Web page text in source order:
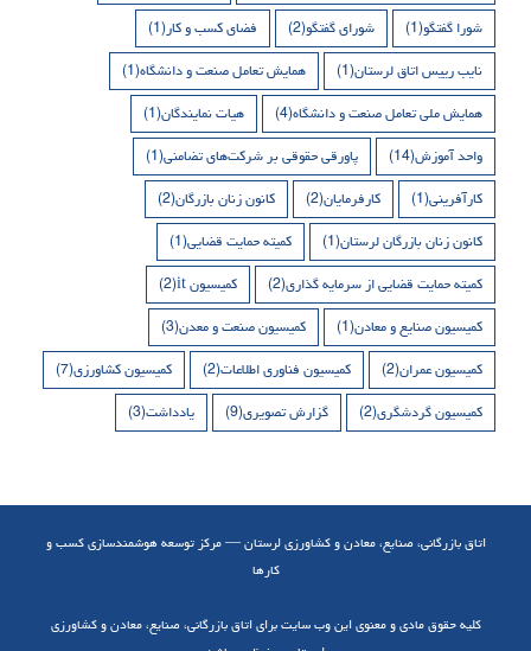
شورا گفتگو(1) شورای گفتگو(2) فضای کسب و کار(1)
نایب رییس اتاق لرستان(1) همایش تعامل صنعت و دانشگاه(1)
همایش ملی تعامل صنعت و دانشگاه(4) هیات نمایندگان(1)
واحد آموزش(14) پاورقی حقوقی بر شرکت‌های تضامنی(1)
کارآفرینی(1) کارفرمایان(2) کانون زنان بازرگان(2)
کانون زنان بازرگان لرستان(1) کمیته حمایت قضایی(1)
کمیته حمایت قضایی از سرمایه گذاری(2) کمیسیون it (2)
کمیسیون صنایع و معادن(1) کمیسیون صنعت و معدن(3)
کمیسیون عمران(2) کمیسیون فناوری اطلاعات(2) کمیسیون کشاورزی(7)
کمیسیون گردشگری(2) گزارش تصویری(9) یادداشت(3)
اتاق بازرگانی، صنایع، معادن و کشاورزی لرستان — مرکز توسعه هوشمندسازی کسب و
کارها
کلیه حقوق مادی و معنوی این وب سایت برای اتاق بازرگانی، صنایع، معادن و کشاورزی